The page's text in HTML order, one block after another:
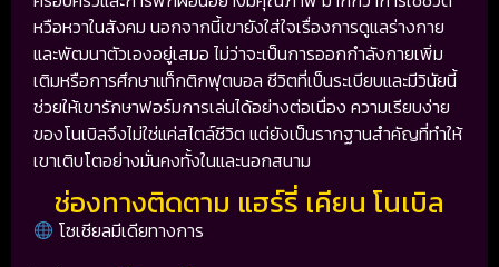
หวือหวาในสังคม นอกจากนี้เขายังใส่ใจเรื่องการดูแลร่างกาย
และพัฒนาตัวเองอยู่เสมอ ไม่ว่าจะเป็นการออกกำลังกายเพิ่ม
เติมหรือการศึกษาแท็กติกฟุตบอล ชีวิตที่เป็นระเบียบและมีวินัยนี้
ช่วยให้เขารักษาฟอร์มการเล่นได้อย่างต่อเนื่อง ความเรียบง่าย
ของโนเบิลจึงไม่ใช่แค่สไตล์ชีวิต แต่ยังเป็นรากฐานสำคัญที่ทำให้
เขาเติบโตอย่างมั่นคงทั้งในและนอกสนาม
ช่องทางติดตาม แฮร์รี่ เคียน โนเบิล
โซเชียลมีเดียทางการ